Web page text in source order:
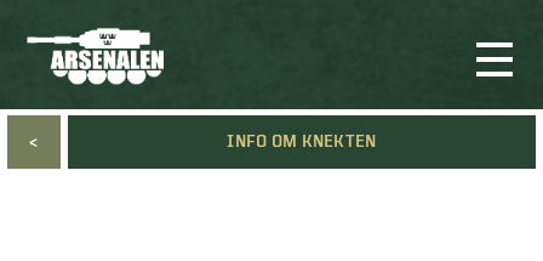
< INFO OM KNEKTEN